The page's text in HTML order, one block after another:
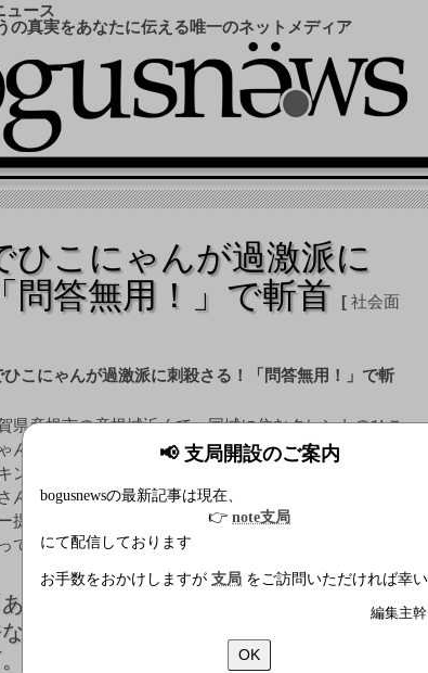
📢 支局開設のご案内
bogusnewsの最新記事は現在、
👉 note支局
にて配信しております
お手数をおかけしますが 支局 をご訪問いただければ幸
編集主幹
OK
ュース
の真実をあなたに伝える唯一のネットメディア
ひこにゃんが過激派に
問答無用！」で斬首
社会面
県彦根市の彦根城近くで、同城に住むタレントのひこ
んさん（3)が、暴漢らに襲撃され殺されるというショ
ングな事件が発生。市民を震撼させている。ひこにゃ
んは最近、日本との通商・交流を求めるアメリカのペ
提督の親戚らと親しくしており、先日はその功をねぎ
てハワイに招かれたばかり。犯行グループは
あるじに続き、飼い猫までもが天皇の勅
しに夷狄と交流を深めるとは不敬千
天に代わって成敗した」